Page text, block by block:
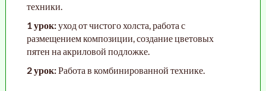
техники.
1 урок:уход от чистого холста, работа с
размещением композиции, создание цветовых
пятен на акриловой подложке.
2 урок:Работа в комбинированной технике.